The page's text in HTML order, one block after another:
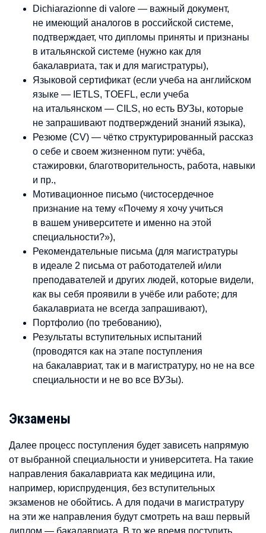
Dichiarazionne di valore — важный документ,
не имеющий аналогов в российской системе,
подтверждает, что дипломы приняты и признаны
в итальянской системе (нужно как для
бакалавриата, так и для магистратуры),
Языковой сертификат (если учеба на английском
языке — IETLS, TOEFL, если учеба
на итальянском — CILS, но есть ВУЗы, которые
не запрашивают подтверждений знаний языка),
Резюме (CV) — чётко структурированный рассказ
о себе и своем жизненном пути: учёба,
стажировки, благотворительность, работа, навыки
и пр.,
Мотивационное письмо (чистосердечное
признание на тему «Почему я хочу учиться
в вашем университете и именно на этой
специальности?»),
Рекомендательные письма (для магистратуры
в идеале 2 письма от работодателей и/или
преподавателей и других людей, которые видели,
как вы себя проявили в учёбе или работе; для
бакалавриата не всегда запрашивают),
Портфолио (по требованию),
Результаты вступительных испытаний
(проводятся как на этапе поступления
на бакалавриат, так и в магистратуру, но не на все
специальности и не во все ВУЗы).
Экзамены
Далее процесс поступления будет зависеть напрямую
от выбранной специальности и университета. На такие
направления бакалавриата как медицина или,
например, юриспруденция, без вступительных
экзаменов не обойтись. А для подачи в магистратуру
на эти же направления будут смотреть на ваш первый
диплом — бакалавриата. В то же время поступить